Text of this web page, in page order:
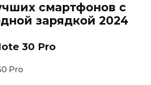
смартфонов с
зарядкой 2024
30 Pro